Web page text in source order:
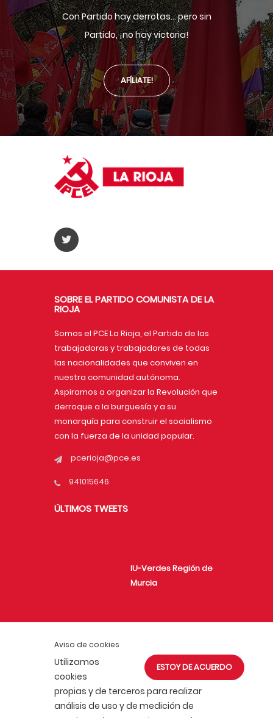
Aviso de cookies
ESTOY DE ACUERDO
Utilizamos
cookies
propias y de terceros para realizar
análisis de uso y de medición de
Con Partido hay derrotas... pero sin
Partido, ¡no hay victoria!
AFÍLIATE!
SOBRE EL PARTIDO COMUNISTA DE LA
RIOJA
Somos el PCE La Rioja, el Partido de las
trabajadoras y trabajadores de todas
las nacionalidades que conviven en
nuestra comunidad autónoma.
Aspiramos a organizar la Revolución que
derroque a la burguesía y a su
monarquía para construir el socialismo
con la fuerza de la unidad popular.
pcerioja@pce.es
941015646
ÚLTIMOS TWEETS
IU-Verdes Región de
Murcia
Comunistas de
España